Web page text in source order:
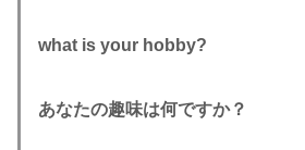
what is your hobby?
あなたの趣味は何ですか？